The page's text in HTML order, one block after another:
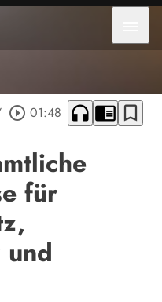
play_circle_outline 01:48 headphones chrome_reader_mode bookmark_border
für
und